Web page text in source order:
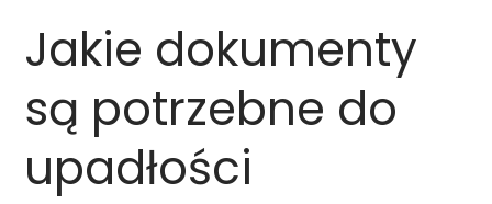
Jakie dokumenty
są potrzebne do
upadłości